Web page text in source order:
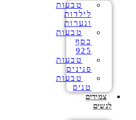
טבעות
לילדות
ונערות
טבעות
כסף
925
טבעות
פנינים
טבעות
טניס
צמידים
לנשים